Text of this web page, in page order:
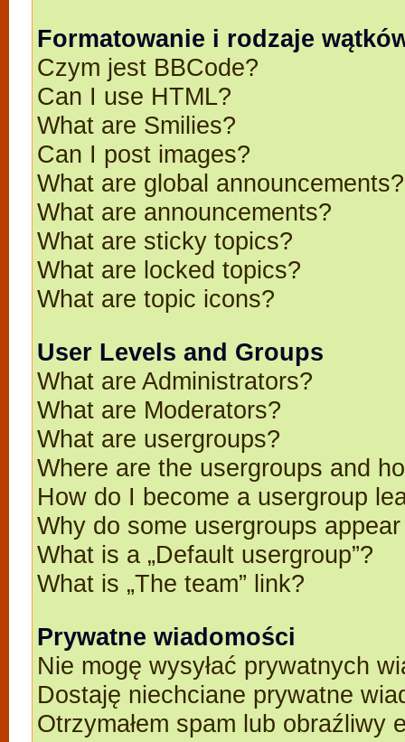
Formatowanie i rodzaje
Czym jest BBCode?
Can I use HTML?
What are Smilies?
Can I post images?
What are global announcements?
What are announcements?
What are sticky topics?
What are locked topics?
What are topic icons?
User Levels and Groups
What are Administrators?
What are Moderators?
What are usergroups?
Where are the usergroups and
How do I become a usergroup
Why do some usergroups
What is a „Default usergroup”?
What is „The team” link?
Prywatne wiadomości
Nie mogę wysyłać prywatnych
Dostaję niechciane prywatne
Otrzymałem spam lub obraźliwy